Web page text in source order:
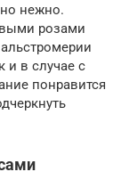
нежно.
розами
и в случае с
понравится